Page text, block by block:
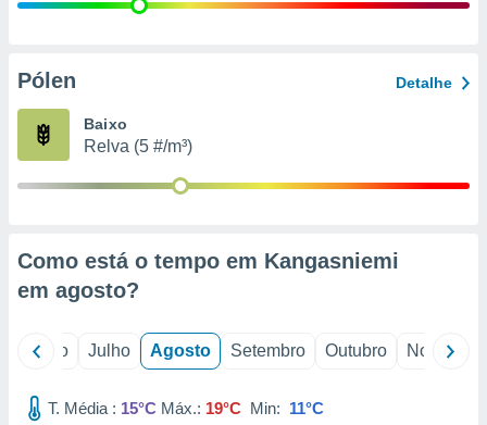
e
de
Pólen Detalhe
Baixo
Relva (5 #/m³)
Como está o tempo em Kangasniemi
em agosto?
Junho Julho Agosto Setembro Outubro Novembro
T. Média : 15°C Máx.: 19°C Min: 11°C